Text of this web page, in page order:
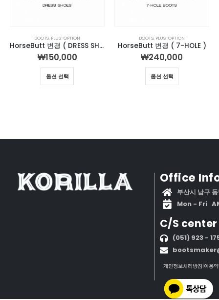
BOOTS, PLUS-OPTION
HorseButt 변경 ( DRESS SHOES )
₩150,000
옵션 선택
BOOTS, PLUS-OPTION
HorseButt 변경 ( 7-HOLE )
₩240,000
옵션 선택
Office
부산시 남구
Mon - Fri
C/S center​
(051) 923 -
개인정보처리방침|이용